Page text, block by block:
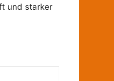
und starker